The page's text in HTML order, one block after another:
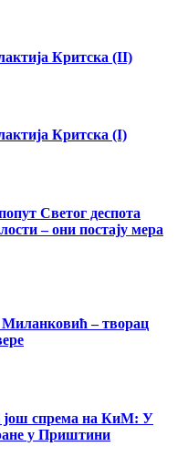
Критска (II)
Критска (I)
Светог деспота
– они постају мера
– творац
спрема на КиМ: У
у Приштини